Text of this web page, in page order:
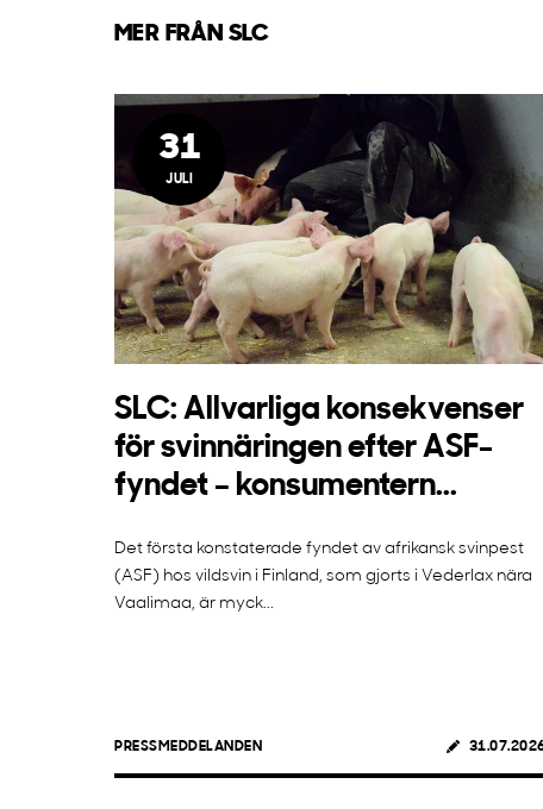
MER FRÅN SLC
31
JULI
SLC: Allvarliga konsekvenser
för svinnäringen efter ASF-
fyndet – konsumentern...
Det första konstaterade fyndet av afrikansk svinpest
(ASF) hos vildsvin i Finland, som gjorts i Vederlax nära
Vaalimaa, är myck...
PRESSMEDDELANDEN